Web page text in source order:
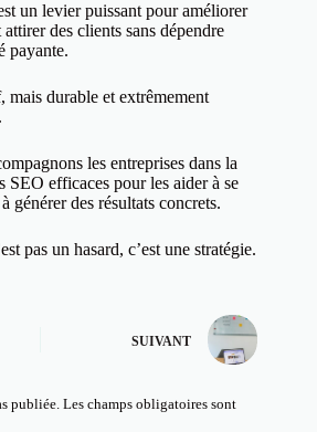
un levier puissant pour améliorer
attirer des clients sans dépendre
payante.
mais durable et extrêmement
les entreprises dans la
SEO efficaces pour les aider à se
générer des résultats concrets.
pas un hasard, c’est une stratégie.
SUIVANT
publiée. Les champs obligatoires sont